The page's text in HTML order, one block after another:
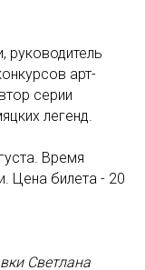
руководитель
арт-
серии
легенд.
Время
Цена билета - 20
Светлана